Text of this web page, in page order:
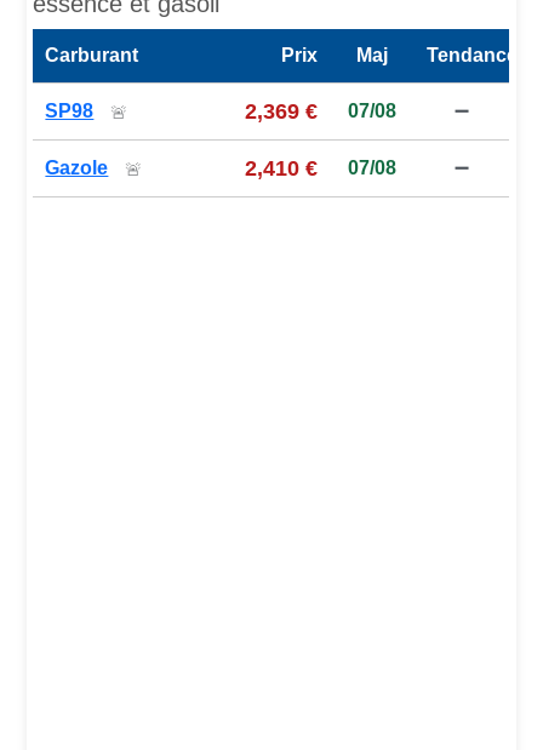
Carburant Prix Maj Tendance
SP98 🚨 2,369 € 07/08 ➖
Gazole 🚨 2,410 € 07/08 ➖